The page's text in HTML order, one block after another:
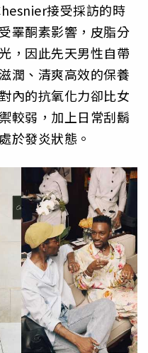
接受採訪的時
睪酮素影響，皮脂分
，因此先天男性自帶
潤、清爽高效的保養
內的抗氧化力卻比女
較弱，加上日常刮鬍
於發炎狀態。